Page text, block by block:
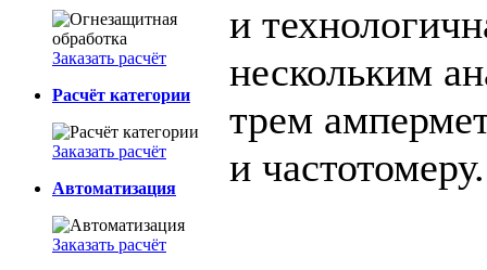
Заказать расчёт
Расчёт категории
Заказать расчёт
Автоматизация
Заказать расчёт
и
нескольким
трем
и частотомеру.